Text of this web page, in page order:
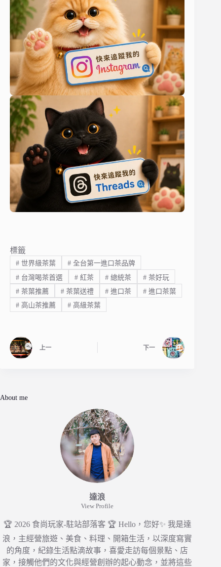
標籤
#世界級茶葉 #全台第一進口茶品牌
#台灣喝茶首選 #紅茶 # 總統茶 # 茶好玩
#茶葉推薦 #茶葉送禮 # 進口茶 # 進口茶葉
#高山茶推薦 #高級茶葉
上一 下一
About me
達浪
View Profile
🏆 2026 食尚玩家-駐站部落客 🏆 Hello，您好✨ 我是達
浪，主經營旅遊、美食、料理、開箱生活，以深度寫實
的角度，紀錄生活點滴故事，喜愛走訪每個景點、店
家，接觸他們的文化與經營創辦的起心動念，並將這些